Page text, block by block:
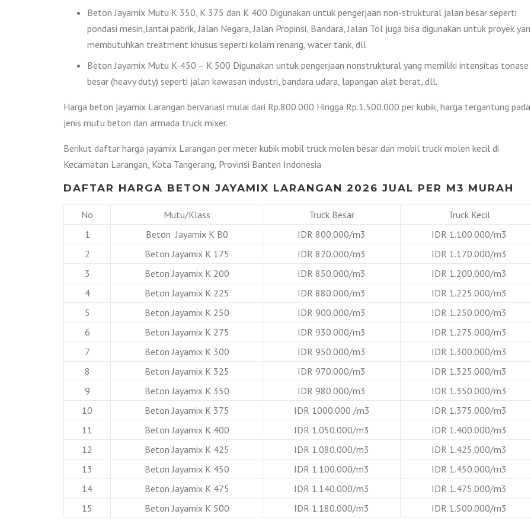
Beton Jayamix Mutu K 350, K 375 dan K 400 Digunakan untuk pengerjaan non-struktural jalan besar seperti
pondasi mesin,lantai pabrik, Jalan Negara, Jalan Propinsi, Bandara, Jalan Tol juga bisa digunakan untuk proyek
membutuhkan treatment khusus seperti kolam renang, water tank, dll
Beton Jayamix Mutu K-450 – K 500 Digunakan untuk pengerjaan nonstruktural yang memiliki intensitas tonase
besar (heavy duty) seperti jalan kawasan industri, bandara udara, lapangan alat berat, dll.
Harga beton jayamix Larangan bervariasi mulai dari Rp.800.000 Hingga Rp.1.500.000 per kubik, harga tergantung pada
jenis mutu beton dan armada truck mixer.
Berikut daftar harga jayamix Larangan per meter kubik mobil truck molen besar dan mobil truck molen kecil di
Kecamatan Larangan, Kota Tangerang, Provinsi Banten Indonesia
DAFTAR HARGA BETON JAYAMIX LARANGAN 2026 JUAL PER M3 MURAH
No Mutu/Klass Truck Besar
Truck Kecil
1
Beton Jayamix K B0 IDR 800.000/m3
IDR 1.100.000/m3
2
Beton Jayamix K 175 IDR 820.000/m3
IDR 1.170.000/m3
3
Beton Jayamix K 200 IDR 850.000/m3
IDR 1.200.000/m3
4
Beton Jayamix K 225 IDR 880.000/m3
IDR 1.225.000/m3
5
Beton Jayamix K 250 IDR 900.000/m3
IDR 1.250.000/m3
6
Beton Jayamix K 275 IDR 930.000/m3
IDR 1.275.000/m3
7
Beton Jayamix K 300 IDR 950.000/m3
IDR 1.300.000/m3
8
Beton Jayamix K 325 IDR 970.000/m3
IDR 1.325.000/m3
9
Beton Jayamix K 350 IDR 980.000/m3
IDR 1.350.000/m3
10
Beton Jayamix K 375 IDR 1000.000 /m3
IDR 1.375.000/m3
11
Beton Jayamix K 400 IDR 1.050.000/m3
IDR 1.400.000/m3
12
Beton Jayamix K 425 IDR 1.080.000/m3
IDR 1.425.000/m3
13
Beton Jayamix K 450 IDR 1.100.000/m3
IDR 1.450.000/m3
14
Beton Jayamix K 475 IDR 1.140.000/m3
IDR 1.475.000/m3
15
Beton Jayamix K 500 IDR 1.180.000/m3 IDR 1.500.000/m3